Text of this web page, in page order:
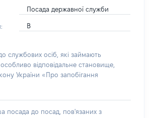
Посада державної служби
В
службових осіб, які займають
особливо відповідальне становище,
України «Про запобігання
посада до посад, пов'язаних з